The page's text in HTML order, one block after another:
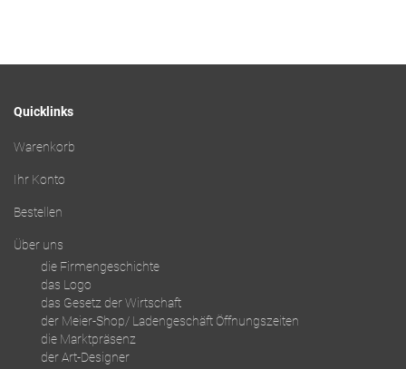
Quicklinks
Warenkorb
Ihr Konto
Bestellen
Über uns
die Firmengeschichte
das Logo
das Gesetz der Wirtschaft
der Meier-Shop/ Ladengeschäft Öffnungszeiten
die Marktpräsenz
der Art-Designer